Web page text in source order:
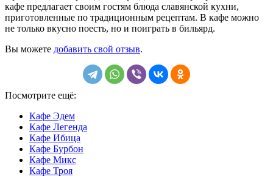
кафе предлагает своим гостям блюда славянской кухни,
приготовленные по традиционным рецептам. В кафе можно
не только вкусно поесть, но и поиграть в бильярд.
Вы можете добавить свой отзыв.
Посмотрите ещё:
Кафе Эдем
Кафе Легенда
Кафе Ибица
Кафе Бурбон
Кафе Микс
Кафе Троя